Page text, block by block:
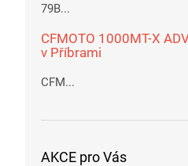
79B...
CFMOTO 1000MT-X
v Příbrami
CFM...
AKCE pro Vás